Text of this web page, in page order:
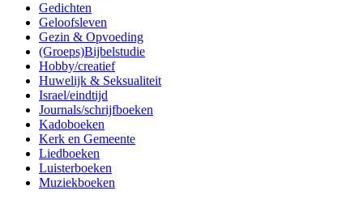
Gedichten
Geloofsleven
Gezin & Opvoeding
(Groeps)Bijbelstudie
Hobby/creatief
Huwelijk & Seksualiteit
Israel/eindtijd
Journals/schrijfboeken
Kadoboeken
Kerk en Gemeente
Liedboeken
Luisterboeken
Muziekboeken